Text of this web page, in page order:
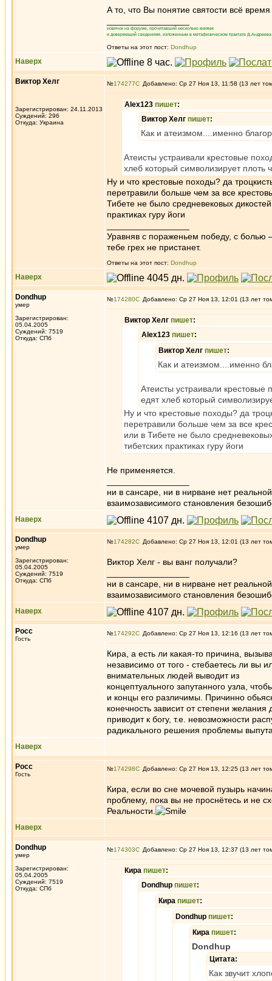
А то, что Вы понятие святости всё
новичок на форуме, прочитавший несколько книжек
и доверяющий сведениям, изложенным в метафизическом трактате
Ответы на этот пост: Dondhup
Наверх
Виктор Хелг
Зарегистрирован: 24.11.2013
Суждений: 296
Откуда: Украина
№174277 Добавлено: Ср 27 Ноя 13, 11:58 (13 лет
Alex123 пишет:
Виктор Хелг пишет:
Как и атеизмом....именно
Атеисты устраивали крестовые
хлеб который символизирует плоть
Ну и что крестовые походы? да
перетравили больше чем за все
Тибете не было средневековых
практиках гуру йоги
Уравняв с пораженьем победу, с болью
тебе грех не пристанет.
Ответы на этот пост: Dondhup
Наверх
Dondhup
умер
Зарегистрирован:
05.04.2005
Суждений: 7519
Откуда: СПб
№174280 Добавлено: Ср 27 Ноя 13, 12:01 (13 лет
Виктор Хелг пишет:
Alex123 пишет:
Виктор Хелг пишет:
Как и атеизмом....именно
Атеисты устраивали
едят хлеб который
Ну и что крестовые походы? да
перетравили больше чем за все
или в Тибете не было
тибетских практиках гуру йоги
Не применяется.
ни в сансаре, ни в нирване нет
взаимозависимого становления
Наверх
Dondhup
умер
Зарегистрирован:
05.04.2005
Суждений: 7519
Откуда: СПб
№174282 Добавлено: Ср 27 Ноя 13, 12:01 (13 лет
Виктор Хелг - вы ванг получали?
ни в сансаре, ни в нирване нет
взаимозависимого становления
Наверх
Росс
Гость
№174292 Добавлено: Ср 27 Ноя 13, 12:16 (13 лет
Кира, а есть ли какая-то причина,
независимо от того - стебаетесь ли вы
внимательных людей выводит из
концептуального запутанного узла,
и концы его различимы. Причинно
конечность зависит от степени желания
приводит к богу, т.е. невозможности
радикального решения проблемы
Наверх
Росс
Гость
№174298 Добавлено: Ср 27 Ноя 13, 12:25 (13 лет
Кира, если во сне мочевой пузырь
проблему, пока вы не проснётесь и не
Реальности.
Наверх
Dondhup
умер
Зарегистрирован:
05.04.2005
Суждений: 7519
Откуда: СПб
№174303 Добавлено: Ср 27 Ноя 13, 12:37 (13 лет
Кира пишет:
Dondhup пишет:
Кира пишет:
Dondhup пишет:
Кира пишет:
Dondhup
Цитата:
Как звучит